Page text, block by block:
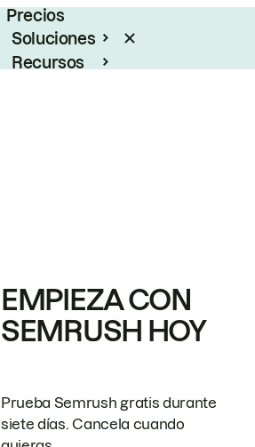
Precios
Soluciones
Recursos
EMPIEZA CON
SEMRUSH HOY
Prueba Semrush gratis durante
siete días. Cancela cuando